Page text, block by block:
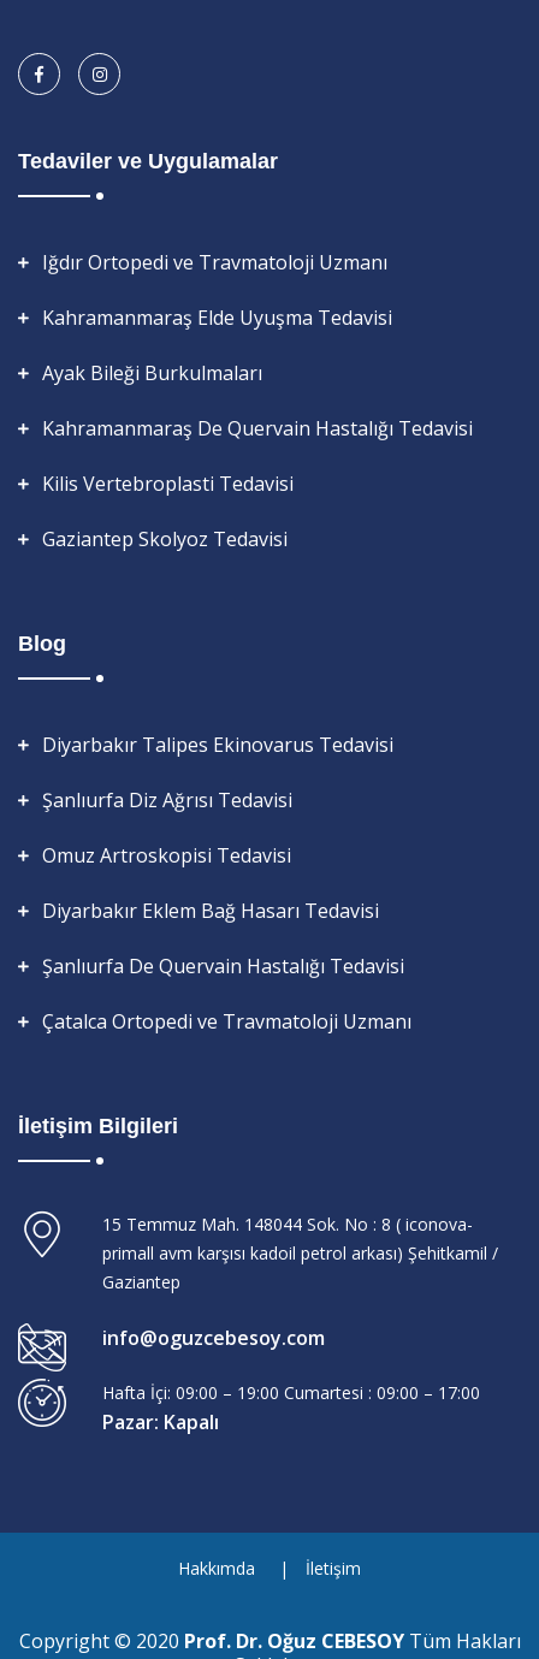
Tedaviler ve Uygulamalar
Iğdır Ortopedi ve Travmatoloji Uzmanı
Kahramanmaraş Elde Uyuşma Tedavisi
Ayak Bileği Burkulmaları
Kahramanmaraş De Quervain Hastalığı Tedavisi
Kilis Vertebroplasti Tedavisi
Gaziantep Skolyoz Tedavisi
Blog
Diyarbakır Talipes Ekinovarus Tedavisi
Şanlıurfa Diz Ağrısı Tedavisi
Omuz Artroskopisi Tedavisi
Diyarbakır Eklem Bağ Hasarı Tedavisi
Şanlıurfa De Quervain Hastalığı Tedavisi
Çatalca Ortopedi ve Travmatoloji Uzmanı
İletişim Bilgileri
15 Temmuz Mah. 148044 Sok. No : 8 ( iconova-
primall avm karşısı kadoil petrol arkası) Şehitkamil /
Gaziantep
info@oguzcebesoy.com
Hafta İçi: 09:00 – 19:00 Cumartesi : 09:00 – 17:00
Pazar: Kapalı
Hakkımda İletişim
Copyright © 2020 Prof. Dr. Oğuz CEBESOY Tüm Hakları